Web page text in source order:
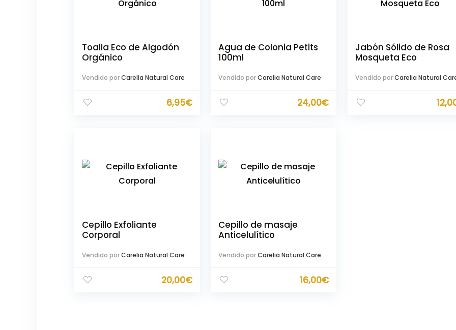
Toalla Eco de Algodón
Orgánico
Vendido porCarelia Natural Care
6,95€
Agua de Colonia Petits
100ml
Vendido porCarelia Natural Care
24,00€
Jabón Sólido de Rosa
Mosqueta Eco
Vendido porCarelia Natural
Cepillo Exfoliante
Corporal
Vendido porCarelia Natural Care
20,00€
Cepillo de masaje
Anticelulítico
Vendido porCarelia Natural Care
16,00€